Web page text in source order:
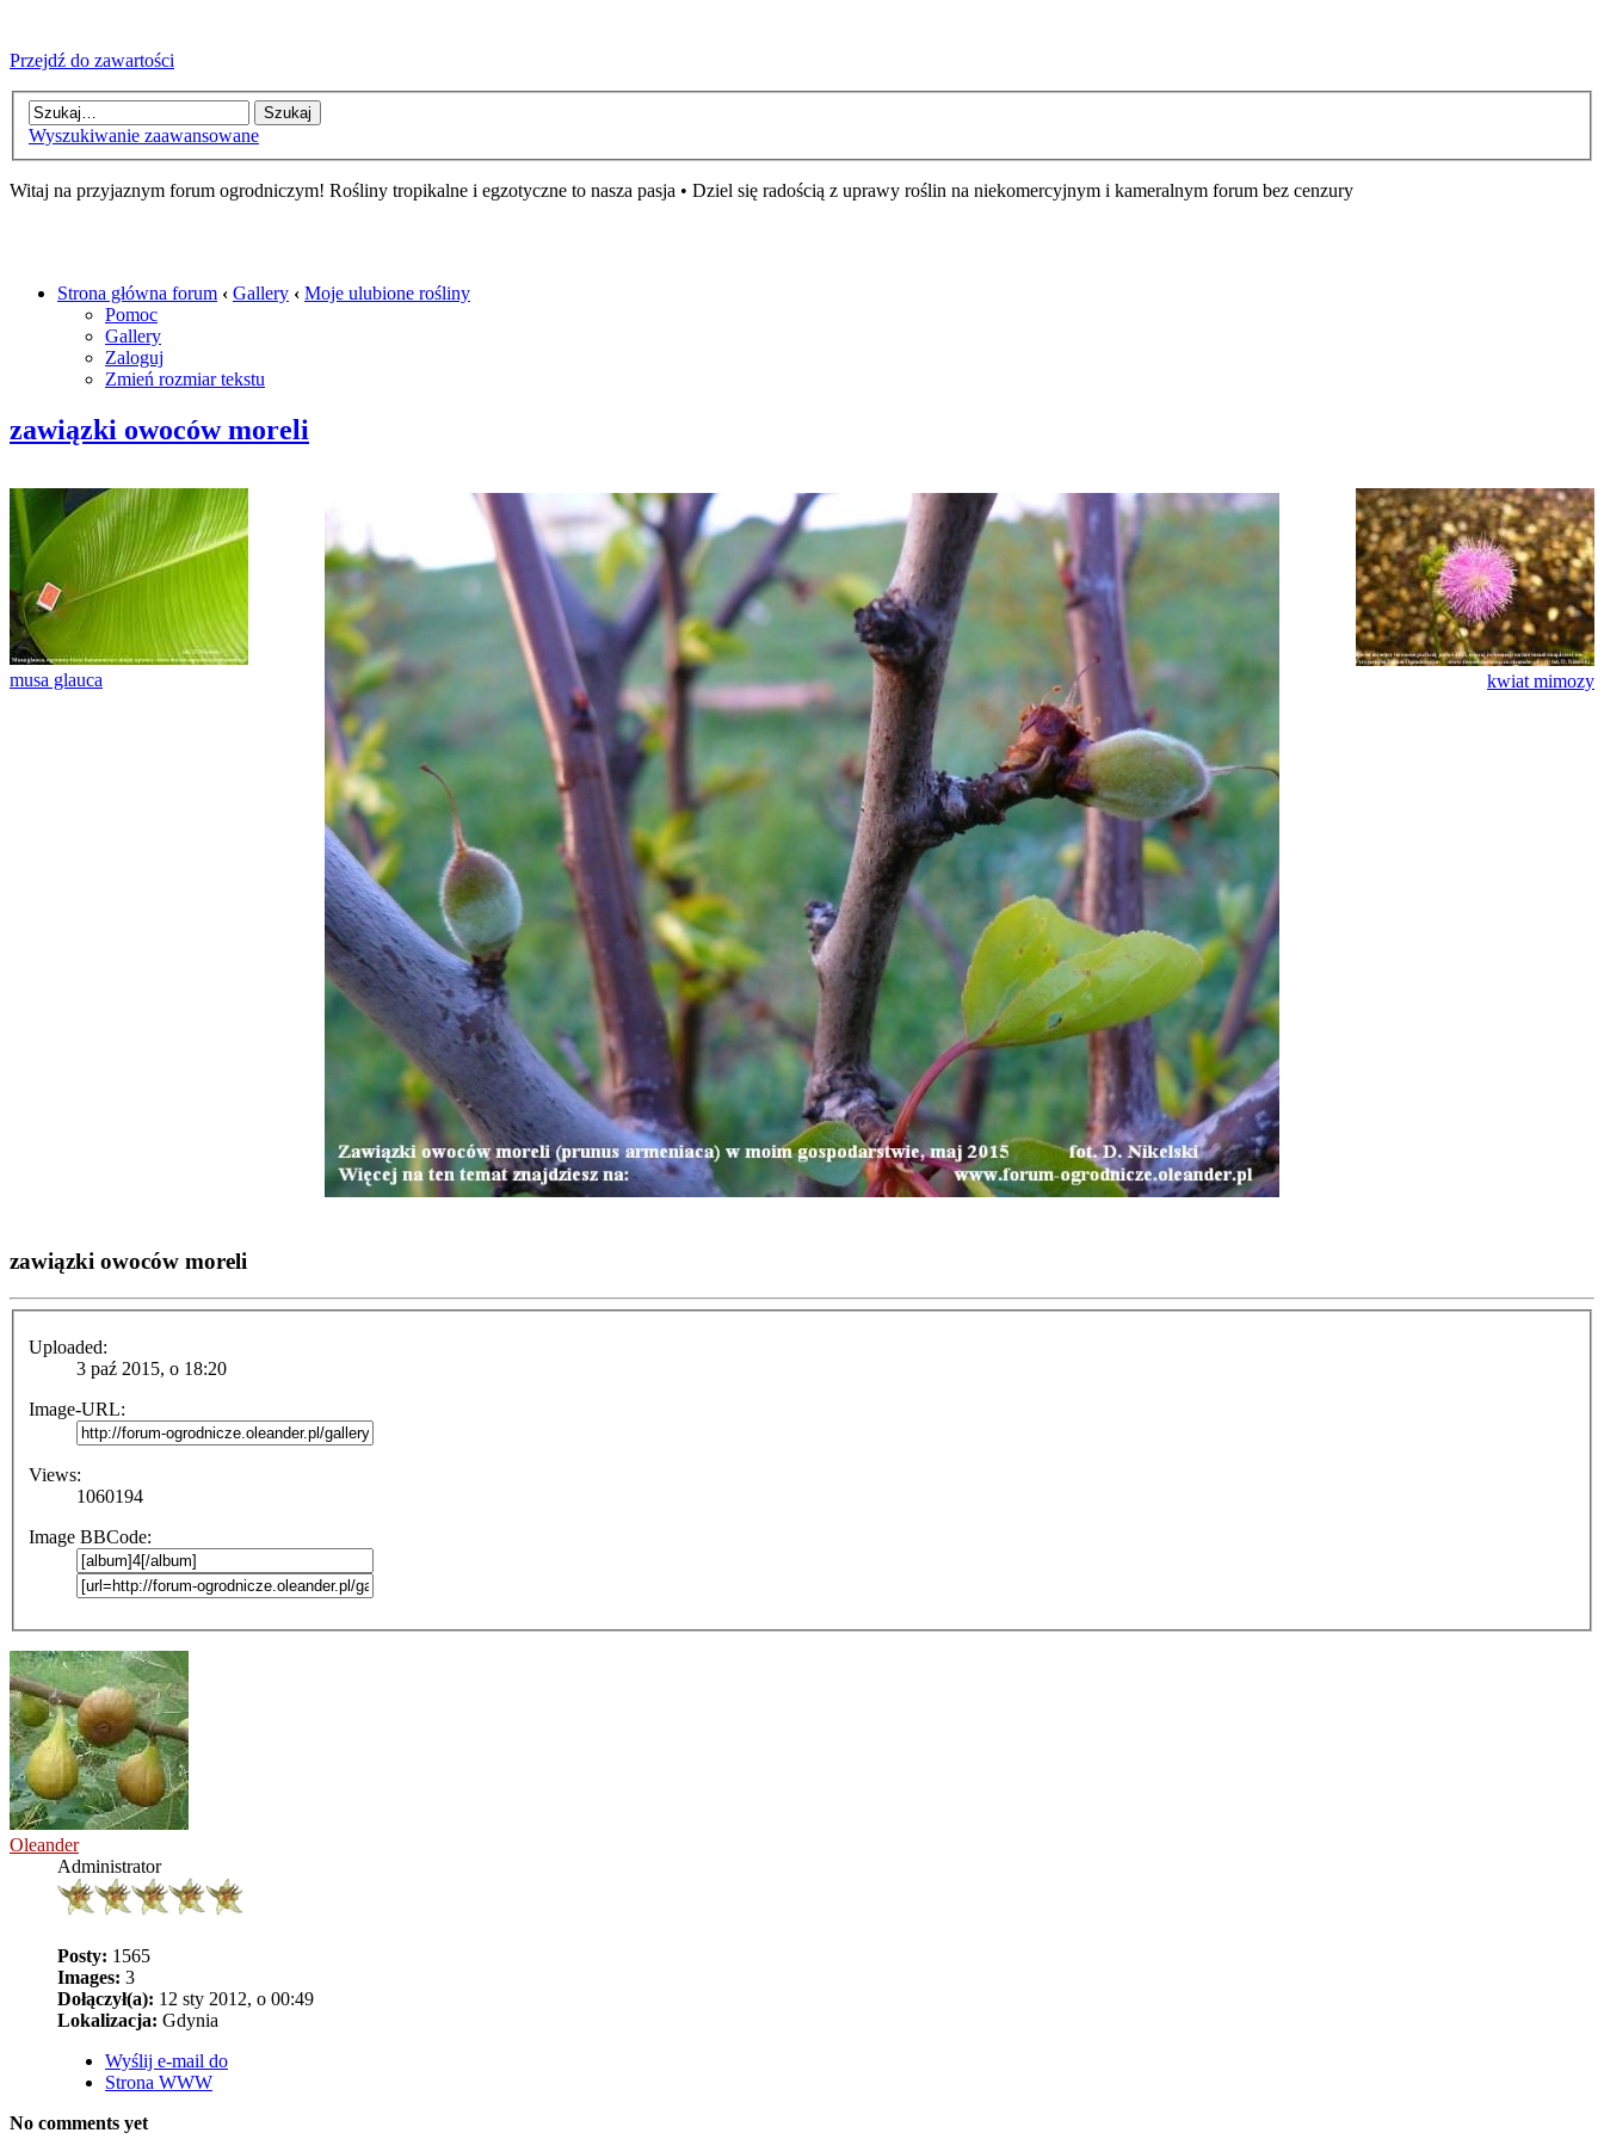
Przejdź do zawartości
Wyszukiwanie zaawansowane
Witaj na przyjaznym forum ogrodniczym! Rośliny tropikalne i egzotyczne to nasza pasja • Dziel się radością z uprawy roślin na niekomercyjnym i kameralnym forum bez cenzury
Strona główna forum ‹ Gallery ‹ Moje ulubione rośliny
Pomoc
Gallery
Zaloguj
Zmień rozmiar tekstu
zawiązki owoców moreli
musa glauca kwiat mimozy
zawiązki owoców moreli
Uploaded:
3 paź 2015, o 18:20
Image-URL:
Views:
1060194
Image BBCode:
Oleander
Administrator
Posty: 1565
Images: 3
Dołączył(a): 12 sty 2012, o 00:49
Lokalizacja: Gdynia
Wyślij e-mail do
Strona WWW
No comments yet